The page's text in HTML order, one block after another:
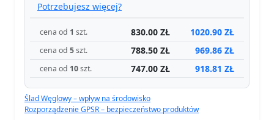
Potrzebujesz więcej?
cena od 1 szt. 830.00 ZŁ 1020.90 ZŁ
cena od 5szt. 788.50 ZŁ 969.86 ZŁ
cena od 10szt. 747.00 ZŁ 918.81 ZŁ
Ślad Węglowy – wpływ na środowisko
Rozporządzenie GPSR – bezpieczeństwo produktów